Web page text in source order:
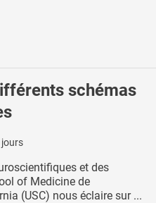
schémas
jours
et des
of Medicine de
(USC) nous éclaire sur ...